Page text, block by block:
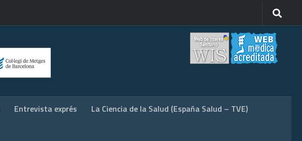
Entrevista exprés La Ciencia de la Salud (España Salud – TVE)